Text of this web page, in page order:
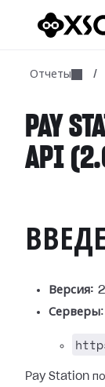
Отчеты /
PAY
API
Версия:
Серверы:
Pay Station